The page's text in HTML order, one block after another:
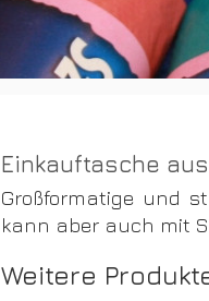
Einkauftasche aus
Großformatige und
kann aber auch mit
Weitere